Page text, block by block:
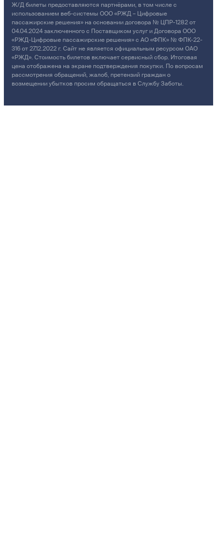
Ж/Д билеты предоставляются партнёрами, в том числе с
использованием веб-системы ООО «РЖД – Цифровые
пассажирские решения» на основании договора № ЦПР-1282 от
04.04.2024 заключенного с Поставщиком услуг и Договора ООО
«РЖД-Цифровые пассажирские решения» с АО «ФПК» № ФПК-22-
316 от 27.12.2022 г. Сайт не является официальным ресурсом ОАО
«РЖД». Стоимость билетов включает сервисный сбор. Итоговая
цена отображена на экране подтверждения покупки. По вопросам
рассмотрения обращений, жалоб, претензий граждан о
возмещении убытков просим обращаться в Службу Заботы.